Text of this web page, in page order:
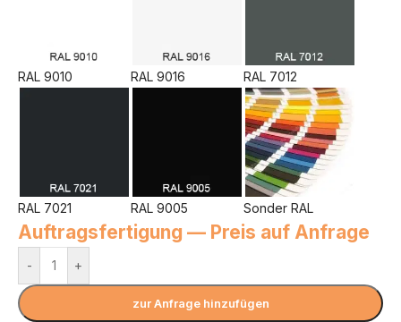
RAL 9010 RAL 9016 RAL 7012
RAL 7021 RAL 9005 Sonder RAL
Auftragsfertigung — Preis auf Anfrage
- +
zur Anfrage hinzufügen